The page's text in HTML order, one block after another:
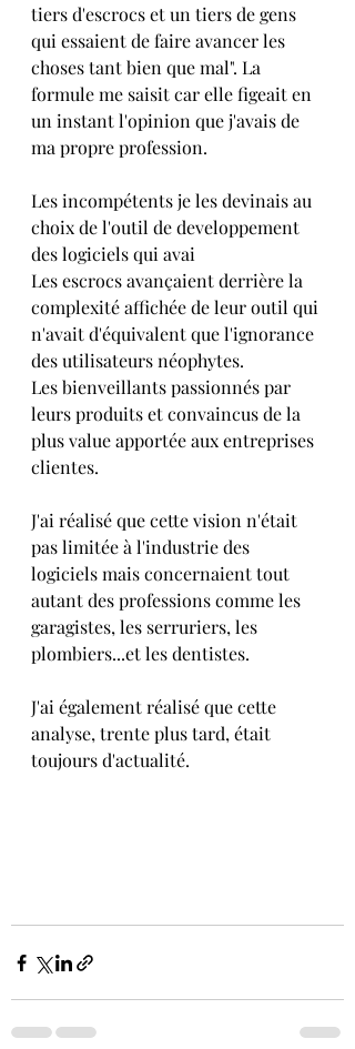
tiers d'escrocs et un tiers de gens
qui essaient de faire avancer les
choses tant bien que mal". La
formule me saisit car elle figeait en
un instant l'opinion que j'avais de
ma propre profession.
Les incompétents je les devinais au
choix de l'outil de developpement
des logiciels qui avai
Les escrocs avançaient derrière la
complexité affichée de leur outil qui
n'avait d'équivalent que l'ignorance
des utilisateurs néophytes.
Les bienveillants passionnés par
leurs produits et convaincus de la
plus value apportée aux entreprises
clientes.
J'ai réalisé que cette vision n'était
pas limitée à l'industrie des
logiciels mais concernaient tout
autant des professions comme les
garagistes, les serruriers, les
plombiers...et les dentistes.
J'ai également réalisé que cette
analyse, trente plus tard, était
toujours d'actualité.